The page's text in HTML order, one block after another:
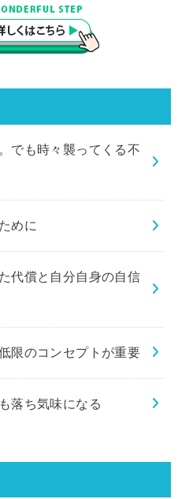
でも時々襲ってくる不
めに
代償と自分自身の自信
限のコンセプトが重要
落ち気味になる